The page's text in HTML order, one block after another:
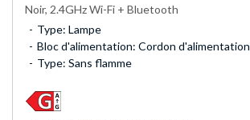
Noir, 2.4GHz Wi-Fi + Bluetooth
Type: Lampe
Bloc d'alimentation: Cordon d'alimentation
Type: Sans flamme